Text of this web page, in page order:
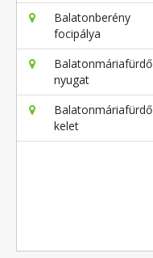
Balatonberény
focipálya
Balatonmáriafürdő
nyugat
Balatonmáriafürdő
kelet